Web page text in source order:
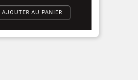
AJOUTER AU PANIER